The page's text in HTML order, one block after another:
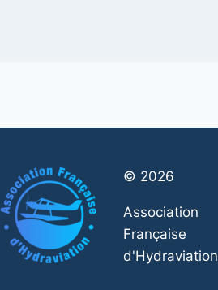
© 2026
Association
Française
d'Hydraviation